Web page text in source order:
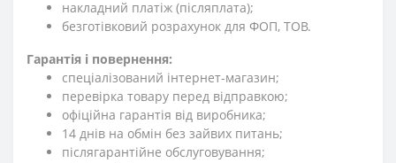
накладний платіж (післяплата);
безготівковий розрахунок для ФОП, ТОВ.
Гарантія і повернення:
спеціалізований інтернет-магазин;
перевірка товару перед відправкою;
офіційна гарантія від виробника;
14 днів на обмін без зайвих питань;
післягарантійне обслуговування;